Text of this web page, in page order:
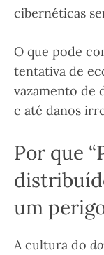
cibernéticas
O que pode
tentativa de
vazamento de
e até danos
Por que
um
A cultura do